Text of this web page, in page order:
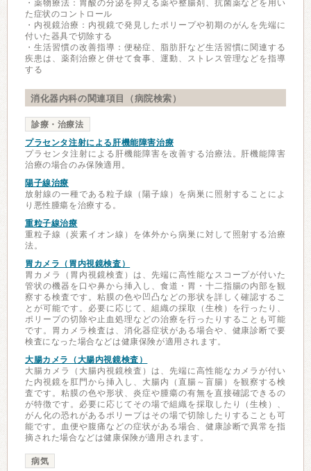
・薬物療法：胃酸の分泌を抑える薬や整腸剤、抗菌薬などを用い
た症状のコントロール
・内視鏡治療：内視鏡で発見したポリープや初期のがんを先端に
付いた器具で切除する
・生活習慣の改善指導：便秘症、脂肪肝など生活習慣に関連する
疾患は、薬剤治療と併せて食事、運動、ストレス管理などを指導
する
消化器内科の関連項目（病院検索）
診療・治療法
プラセンタ注射による肝機能障害治療
プラセンタ注射による肝機能障害を改善する治療法。肝機能障害
治療の場合のみ保険適用。
陽子線治療
放射線の一種である粒子線（陽子線）を病巣に照射することによ
り悪性腫瘍を治療する。
重粒子線治療
重粒子線（炭素イオン線）を体外から病巣に対して照射する治療
法。
胃カメラ（胃内視鏡検査）
胃カメラ（胃内視鏡検査）は、先端に高性能なスコープが付いた
管状の機器を口や鼻から挿入し、食道・胃・十二指腸の内部を観
察する検査です。粘膜の色や凹凸などの形状を詳しく確認するこ
とが可能です。必要に応じて、組織の採取（生検）を行ったり、
ポリープの切除や止血処理などの治療を行ったりすることも可能
です。胃カメラ検査は、消化器症状がある場合や、健康診断で要
検査になった場合などは健康保険が適用されます。
大腸カメラ（大腸内視鏡検査）
大腸カメラ（大腸内視鏡検査）は、先端に高性能なカメラが付い
た内視鏡を肛門から挿入し、大腸内（直腸～盲腸）を観察する検
査です。粘膜の色や形状、炎症や腫瘍の有無を直接確認できるの
が特徴です。必要に応じてその場で組織を採取したり（生検）、
がん化の恐れがあるポリープはその場で切除したりすることも可
能です。血便や腹痛などの症状がある場合、健康診断で異常を指
摘された場合などは健康保険が適用されます。
病気